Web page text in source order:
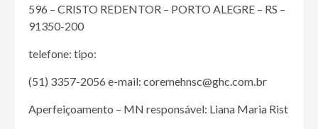
596 – CRISTO REDENTOR – PORTO ALEGRE – RS –
91350-200
telefone: tipo:
(51) 3357-2056 e-mail: coremehnsc@ghc.com.br
Aperfeiçoamento – MN responsável: Liana Maria Rist